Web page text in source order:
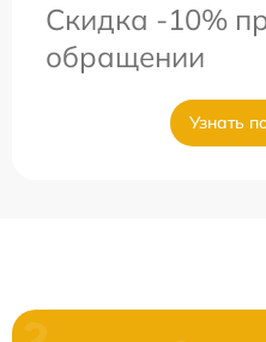
Скидка -10%
обращении
Узнать